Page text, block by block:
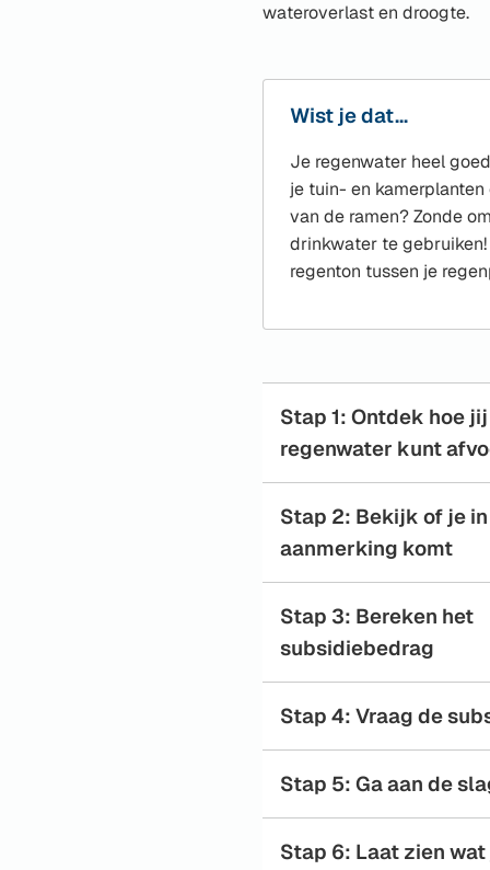
wateroverlast en droogte.
Wist je dat…
Je regenwater heel
je tuin- en
van de ramen? Zonde
drinkwater te
regenton tussen je
Stap 1: Ontdek hoe jij
regenwater kunt
Stap 2: Bekijk of je in
aanmerking komt
Stap 3: Bereken het
subsidiebedrag
Stap 4: Vraag de
Stap 5: Ga aan de
Stap 6: Laat zien